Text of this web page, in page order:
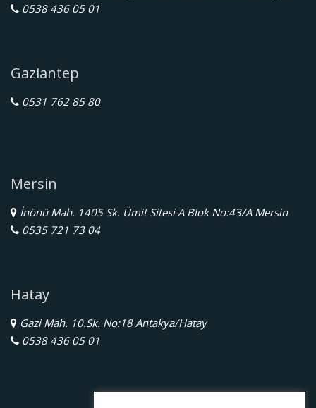
0538 436 05 01
Gaziantep
0531 762 85 80
Mersin
İnönü Mah. 1405 Sk. Ümit Sitesi A Blok No:43/A Mersin
0535 721 73 04
Hatay
Gazi Mah. 10.Sk. No:18 Antakya/Hatay
0538 436 05 01